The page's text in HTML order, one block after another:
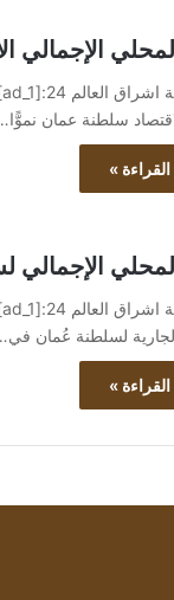
الإجمالي
سلطنة عمان
»
الإجمالي لسلطنة
الجارية لسلطنة عُمان
»